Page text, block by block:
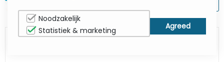
Noodzakelijk
Statistiek & marketing